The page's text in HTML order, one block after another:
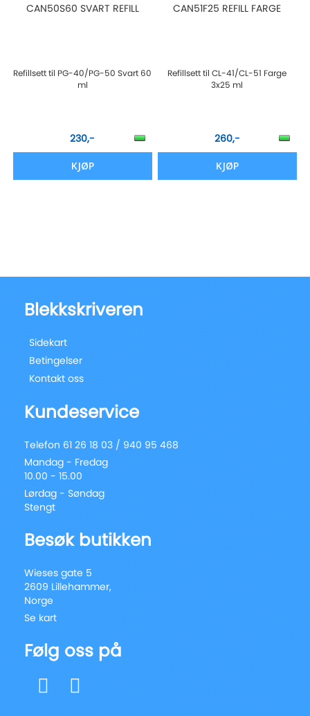
CAN50S60 SVART REFILL
Refillsett til PG-40/PG-50 Svart 60
ml
230,-
KJØP
CAN51F25 REFILL FARGE
Refillsett til CL-41/CL-51 Farge
3x25 ml
260,-
KJØP
Blekkskriveren
Sidekart
Betingelser
Kontakt oss
Kundeservice
Telefon 61 26 18 03 / 940 95 468
Mandag - Fredag
10.00 - 15.00
Lørdag - Søndag
Stengt
Besøk butikken
Wieses gate 5
2609 Lillehammer,
Norge
Se kart
Følg oss på